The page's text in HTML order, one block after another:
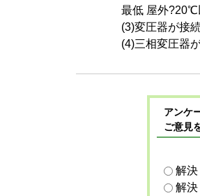
最低 屋外
(3)変圧器が接
(4)三相変圧器
アンケ
ご意見
解
解